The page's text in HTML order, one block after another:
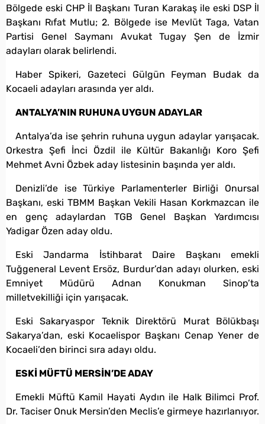
Bölgede eski CHP İl Başkanı Turan Karakaş ile eski DSP İl
Başkanı Rıfat Mutlu; 2. Bölgede ise Mevlüt Taga, Vatan
Partisi Genel Saymanı Avukat Tugay Şen de İzmir
adayları olarak belirlendi.
Haber Spikeri, Gazeteci Gülgün Feyman Budak da
Kocaeli adayları arasında yer aldı.
ANTALYA’NIN RUHUNA UYGUN ADAYLAR
Antalya’da ise şehrin ruhuna uygun adaylar yarışacak.
Orkestra Şefi İnci Özdil ile Kültür Bakanlığı Koro Şefi
Mehmet Avni Özbek aday listesinin başında yer aldı.
Denizli’de ise Türkiye Parlamenterler Birliği Onursal
Başkanı, eski TBMM Başkan Vekili Hasan Korkmazcan ile
en genç adaylardan TGB Genel Başkan Yardımcısı
Yadigar Özen aday oldu.
Eski Jandarma İstihbarat Daire Başkanı emekli
Tuğgeneral Levent Ersöz, Burdur’dan adayı olurken, eski
Emniyet Müdürü Adnan Konukman Sinop’ta
milletvekilliği için yarışacak.
Eski Sakaryaspor Teknik Direktörü Murat Bölükbaşı
Sakarya’dan, eski Kocaelispor Başkanı Cenap Yener de
Kocaeli’den birinci sıra adayı oldu.
ESKİ MÜFTÜ MERSİN’DE ADAY
Emekli Müftü Kamil Hayati Aydın ile Halk Bilimci Prof.
Dr. Taciser Onuk Mersin’den Meclis’e girmeye hazırlanıyor.